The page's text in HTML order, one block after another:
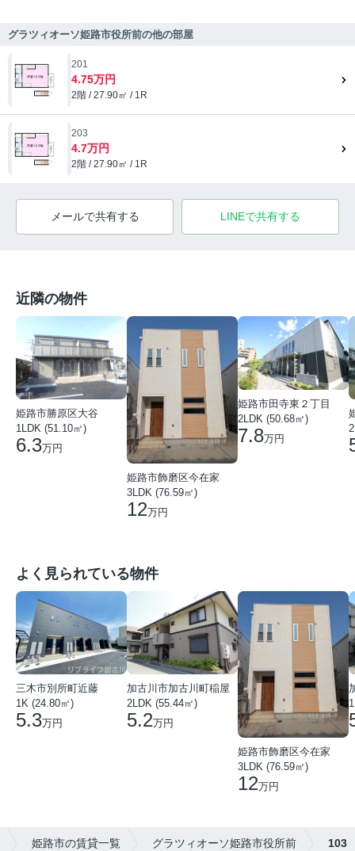
グラツィオーソ姫路市役所前の他の部屋
201
4.75万円
2階 / 27.90㎡ / 1R
203
4.7万円
2階 / 27.90㎡ / 1R
メールで共有する LINEで共有する
近隣の物件
姫路市勝原区大谷
1LDK (51.10㎡)
6.3万円
姫路市飾磨区今在家
3LDK (76.59㎡)
12万円
姫路市田寺東２丁目
2LDK (50.68㎡)
7.8万円
よく見られている物件
三木市別所町近藤
1K (24.80㎡)
5.3万円
加古川市加古川町稲屋
2LDK (55.44㎡)
5.2万円
姫路市飾磨区今在家
3LDK (76.59㎡)
12万円
姫路市の賃貸一覧 グラツィオーソ姫路市役所前 103